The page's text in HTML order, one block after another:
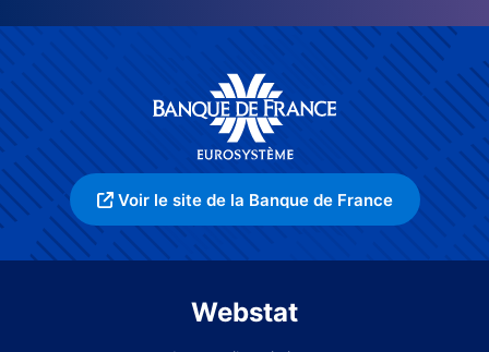
Voir le site de la Banque de France
Webstat